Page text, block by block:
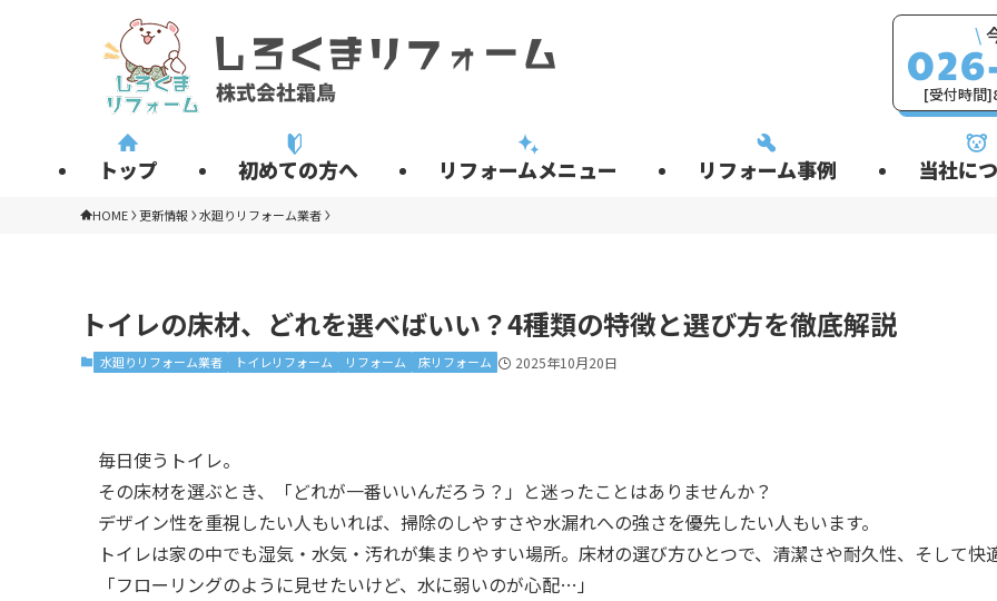
トップ 初めての方へ リフォームメニュー リフォーム事例 当社に
\
[受付時間
HOME 更新情報 水廻りリフォーム業者
トイレの床材、どれを選べばいい？4種類の特徴と選び方を徹底解説
水廻りリフォーム業者 トイレリフォーム リフォーム 床リフォーム 2025年10月20日
毎日使うトイレ。
その床材を選ぶとき、「どれが一番いいんだろう？」と迷ったことはありませんか？
デザイン性を重視したい人もいれば、掃除のしやすさや水漏れへの強さを優先したい人もいます。
トイレは家の中でも湿気・水気・汚れが集まりやすい場所。床材の選び方ひとつで、清潔さや耐久性、そして快
「フローリングのように見せたいけど、水に弱いのが心配…」